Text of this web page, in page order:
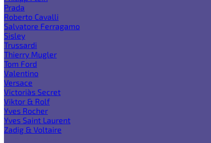
Prada
Roberto Cavalli
Salvatore Ferragamo
Sisley
Trussardi
Thierry Mugler
Tom Ford
Valentino
Versace
Victoria`s Secret
Viktor & Rolf
Yves Rocher
Yves Saint Laurent
Zadig & Voltaire